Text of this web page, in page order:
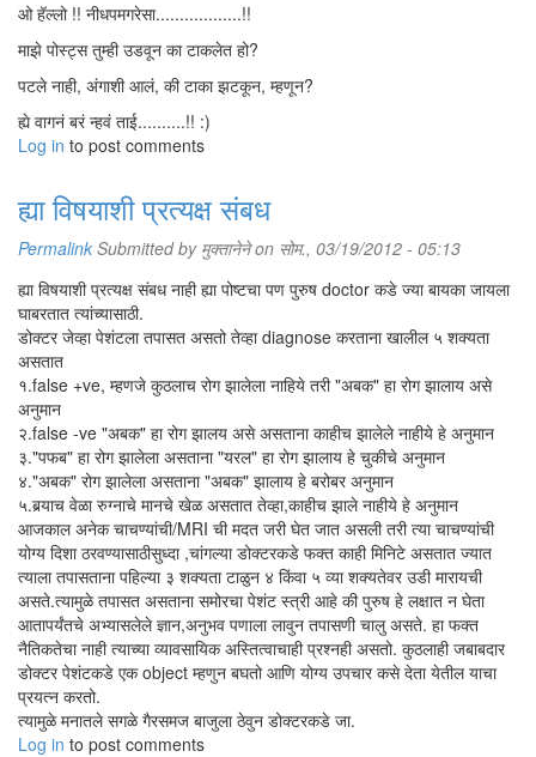
ओ हॅल्लो !! नीधपमगरेसा..................!!
माझे पोस्ट्स तुम्ही उडवून का टाकलेत हो?
पटले नाही, अंगाशी आलं, की टाका झटकून, म्हणून?
ह्ये वागनं बरं न्हवं ताई..........!! :)
Log in to post comments
ह्या विषयाशी प्रत्यक्ष संबध
Permalink Submitted by मुक्तानेनेon सोम., 03/19/2012 - 05:13
ह्या विषयाशी प्रत्यक्ष संबध नाही ह्या पोष्टचा पण पुरुष doctor कडे ज्या बायका जायला
घाबरतात त्यांच्यासाठी.
डोक्टर जेव्हा पेशंटला तपासत असतो तेव्हा diagnose करताना खालील ५ शक्यता
असतात
१.false +ve, म्हणजे कुठलाच रोग झालेला नाहिये तरी "अबक" हा रोग झालाय असे
अनुमान
२.false -ve "अबक" हा रोग झालय असे असताना काहीच झालेले नाहीये हे अनुमान
३."पफब" हा रोग झालेला असताना "यरल" हा रोग झालाय हे चुकीचे अनुमान
४."अबक" रोग झालेला असताना "अबक" झालाय हे बरोबर अनुमान
५.बर्‍याच वेळा रुग्नाचे मानचे खेळ असतात तेव्हा,काहीच झाले नाहीये हे अनुमान
आजकाल अनेक चाचण्यांची/MRI ची मदत जरी घेत जात असली तरी त्या चाचण्यांची
योग्य दिशा ठरवण्यासाठीसुध्दा ,चांगल्या डोक्टरकडे फक्त काही मिनिटे असतात ज्यात
त्याला तपासताना पहिल्या ३ शक्यता टाळुन ४ किंवा ५ व्या शक्यतेवर उडी मारायची
असते.त्यामुळे तपासत असताना समोरचा पेशंट स्त्री आहे की पुरुष हे लक्षात न घेता
आतापर्यंतचे अभ्यासलेले ज्ञान,अनुभव पणाला लावुन तपासणी चालु असते. हा फक्त
नैतिकतेचा नाही त्याच्या व्यावसायिक अस्तित्वाचाही प्रश्नही असतो. कुठलाही जबाबदार
डोक्टर पेशंटकडे एक object म्हणुन बघतो आणि योग्य उपचार कसे देता येतील याचा
प्रयत्न करतो.
त्यामुळे मनातले सगळे गैरसमज बाजुला ठेवुन डोक्टरकडे जा.
Log in to post comments